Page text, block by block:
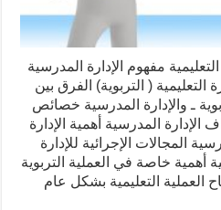
مفهوم الإدارة المدرسية
التعليمية ( التربوية) الفرق بين
ـ والإدارة المدرسية خصائص
الإدارة المدرسية أهمية الإدارة
المجالات الإجرائية للإدارة
أهمية خاصة في العملية التربوية
العملية التعليمية بشكل عام